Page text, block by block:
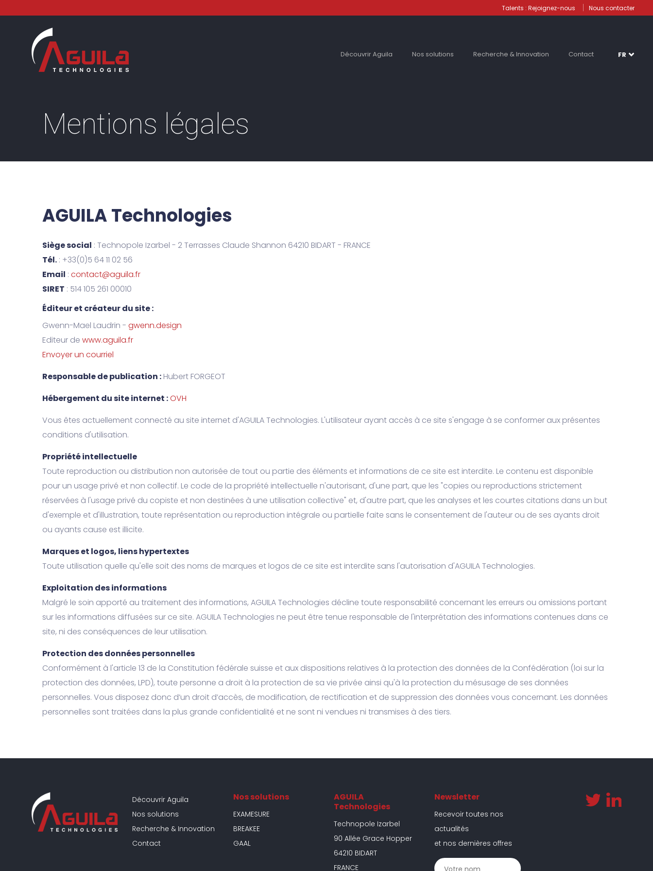
Talents : Rejoignez-nous Nous contacter
FR
Découvrir Aguila Nos solutions Recherche & Innovation Contact
Mentions légales
AGUILA Technologies
Siège social : Technopole Izarbel - 2 Terrasses Claude Shannon 64210 BIDART - FRANCE
Tél. : +33(0)5 64 11 02 56
Email : contact@aguila.fr
SIRET : 514 105 261 00010
Éditeur et créateur du site :
Gwenn-Mael Laudrin - gwenn.design
Editeur de www.aguila.fr
Envoyer un courriel
Responsable de publication : Hubert FORGEOT
Hébergement du site internet :OVH
Vous êtes actuellement connecté au site internet d'AGUILA Technologies. L'utilisateur ayant accès à ce site s'engage à se conformer aux présentes
conditions d'utilisation.
Propriété intellectuelle
Toute reproduction ou distribution non autorisée de tout ou partie des éléments et informations de ce site est interdite. Le contenu est disponible
pour un usage privé et non collectif. Le code de la propriété intellectuelle n'autorisant, d'une part, que les "copies ou reproductions strictement
réservées à l'usage privé du copiste et non destinées à une utilisation collective" et, d'autre part, que les analyses et les courtes citations dans un but
d'exemple et d'illustration, toute représentation ou reproduction intégrale ou partielle faite sans le consentement de l'auteur ou de ses ayants droit
ou ayants cause est illicite.
Marques et logos, liens hypertextes
Toute utilisation quelle qu'elle soit des noms de marques et logos de ce site est interdite sans l'autorisation d'AGUILA Technologies.
Exploitation des informations
Malgré le soin apporté au traitement des informations, AGUILA Technologies décline toute responsabilité concernant les erreurs ou omissions portant
sur les informations diffusées sur ce site. AGUILA Technologies ne peut être tenue responsable de l'interprétation des informations contenues dans ce
site, ni des conséquences de leur utilisation.
Protection des données personnelles
Conformément à l'article 13 de la Constitution fédérale suisse et aux dispositions relatives à la protection des données de la Confédération (loi sur la
protection des données, LPD), toute personne a droit à la protection de sa vie privée ainsi qu'à la protection du mésusage de ses données
personnelles. Vous disposez donc d’un droit d’accès, de modification, de rectification et de suppression des données vous concernant. Les données
personnelles sont traitées dans la plus grande confidentialité et ne sont ni vendues ni transmises à des tiers.
Découvrir Aguila
Nos solutions
Recherche & Innovation
Contact
Nos solutions
EXAMESURE
BREAKEE
GAAL
AGUILA
Technologies
Technopole Izarbel
90 Allée Grace Hopper
64210 BIDART
FRANCE
Newsletter
Recevoir toutes nos
actualités
et nos dernières offres